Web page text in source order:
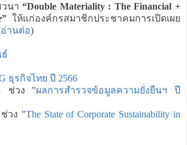
วนา“Double Materiality : The Financial +
ให้แก่องค์กรสมาชิกประชาคมการเปิดเผย
อ่านต่อ)
ธุรกิจไทย ปี 2566
ช่วง "ผลการสำรวจข้อมูลความยั่งยืนฯ ปี
ช่วง "The State of Corporate Sustainability in